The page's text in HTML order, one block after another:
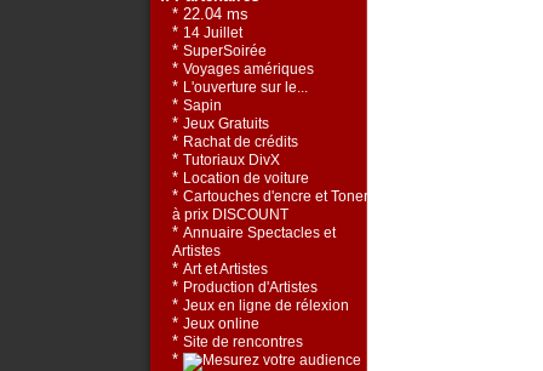
* 22.04 ms
* 14 Juillet
* SuperSoirée
* Voyages amériques
* L'ouverture sur le...
* Sapin
* Jeux Gratuits
* Rachat de crédits
* Tutoriaux DivX
* Location de voiture
* Cartouches d'encre et Toners
à prix DISCOUNT
* Annuaire Spectacles et
Artistes
* Art et Artistes
* Production d'Artistes
* Jeux en ligne de rélexion
* Jeux online
* Site de rencontres
*